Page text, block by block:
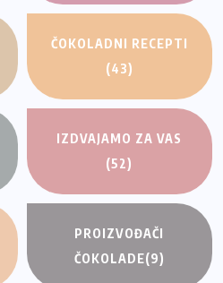
ČOKOLADNI RECEPTI
(43)
IZDVAJAMO ZA VAS
(52)
PROIZVOĐAČI
ČOKOLADE(9)